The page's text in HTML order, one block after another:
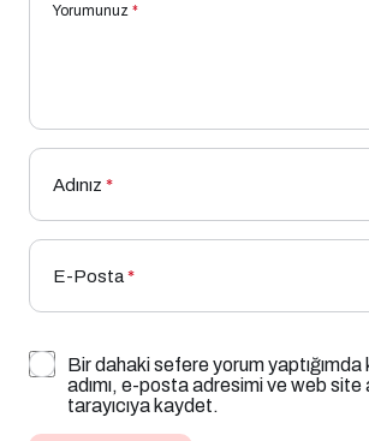
Yorumunuz *
Adınız *
E-Posta*
Bir dahaki sefere yorum yaptığımda
adımı, e-posta adresimi ve web site
tarayıcıya kaydet.